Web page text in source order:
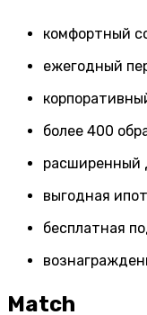
комфортный
ежегодный
более 400
расширенный
выгодная
бесплатная
Match